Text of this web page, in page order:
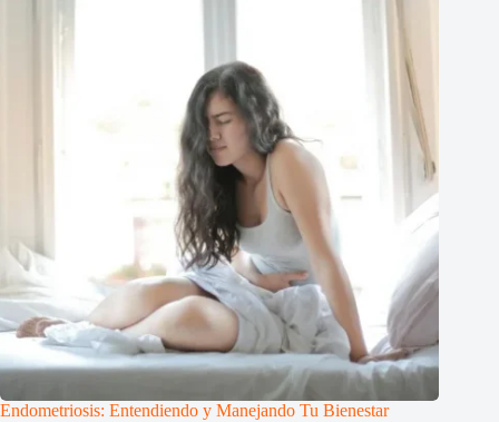
Endometriosis: Entendiendo y Manejando Tu Bienestar